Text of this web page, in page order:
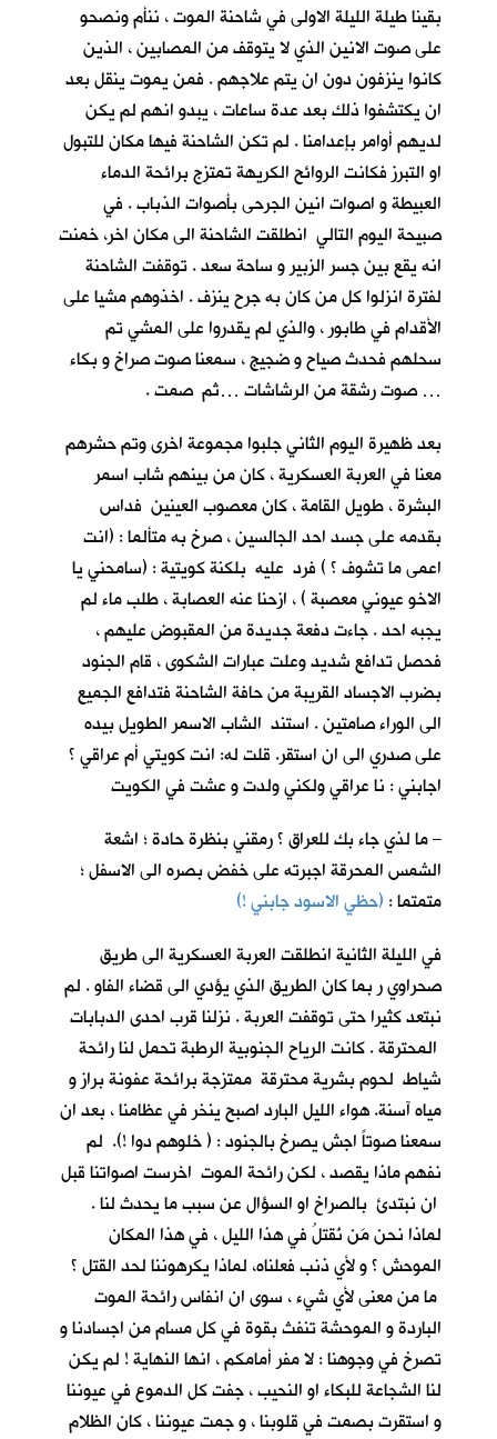
بقينا طيلة الليلة الاولى في شاحنة الموت ، ننأم ونصحو
على صوت الانين الذي لا يتوقف من المصابين ، الذين
كانوا ينزفون دون ان يتم علاجهم . فمن يموت ينقل بعد
ان يكتشفوا ذلك بعد عدة ساعات ، يبدو انهم لم يكن
لديهم أوامر بإعدامنا . لم تكن الشاحنة فيها مكان للتبول
او التبرز فكانت الروائح الكريهة تمتزج برائحة الدماء
العبيطة و اصوات انين الجرحى بأصوات الذباب . في
صبيحة اليوم التالي انطلقت الشاحنة الى مكان اخر، خمنت
انه يقع بين جسر الزبير و ساحة سعد . توقفت الشاحنة
لفترة انزلوا كل من كان به جرح ينزف . اخذوهم مشيا على
الأقدام في طابور ، والذي لم يقدروا على المشي تم
سحلهم فحدث صياح و ضجيج ، سمعنا صوت صراخ و بكاء
… صوت رشقة من الرشاشات …ثم صمت .
بعد ظهيرة اليوم الثاني جلبوا مجموعة اخرى وتم حشرهم
معنا في العربة العسكرية ، كان من بينهم شاب اسمر
البشرة ، طويل القامة ، كان معصوب العينين فداس
بقدمه على جسد احد الجالسين ، صرخ به متألما : (انت
اعمى ما تشوف ؟ ) فرد عليه بلكنة كويتية : (سامحني يا
الاخو عيوني معصبة ) ، ازحنا عنه العصابة ، طلب ماء لم
يجبه احد . جاءت دفعة جديدة من المقبوض عليهم ،
فحصل تدافع شديد وعلت عبارات الشكوى ، قام الجنود
بضرب الاجساد القريبة من حافة الشاحنة فتدافع الجميع
الى الوراء صامتين . استند الشاب الاسمر الطويل بيده
على صدري الى ان استقر. قلت له: انت كويتي أم عراقي ؟
اجابني : نا عراقي ولكني ولدت و عشت في الكويت
– ما لذي جاء بك للعراق ؟ رمقني بنظرة حادة ؛ اشعة
الشمس المحرقة اجبرته على خفض بصره الى الاسفل ؛
متمتما : (حظي الاسود جابني !)
في الليلة الثانية انطلقت العربة العسكرية الى طريق
صحراوي ر بما كان الطريق الذي يؤدي الى قضاء الفاو . لم
نبتعد كثيرا حتى توقفت العربة . نزلنا قرب احدى الدبابات
المحترقة . كانت الرياح الجنوبية الرطبة تحمل لنا رائحة
شياط لحوم بشرية محترقة ممتزجة برائحة عفونة براز و
مياه آسنة. هواء الليل البارد اصبح ينخر في عظامنا ، بعد ان
سمعنا صوتاً اجش يصرخ بالجنود : ( خلوهم دوا !). لم
نفهم ماذا يقصد ، لكن رائحة الموت اخرست اصواتنا قبل
ان نبتدئ بالصراخ او السؤال عن سبب ما يحدث لنا .
لماذا نحن مَن نُقتلُ في هذا الليل ، في هذا المكان
الموحش ؟ و لأي ذنب فعلناه، لماذا يكرهوننا لحد القتل ؟
ما من معنى لأي شيء ، سوى ان انفاس رائحة الموت
الباردة و الموحشة تنفث بقوة في كل مسام من اجسادنا و
تصرخ في وجوهنا : لا مفر أمامكم ، انها النهاية ! لم يكن
لنا الشجاعة للبكاء او النحيب ، جفت كل الدموع في عيوننا
و استقرت بصمت في قلوبنا ، و جمت عيوننا ، كان الظلام